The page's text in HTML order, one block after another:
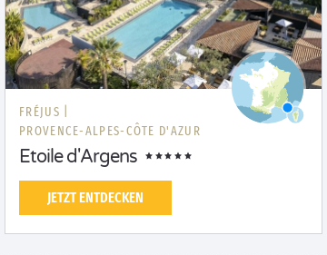
FRÉJUS |
PROVENCE-ALPES-CÔTE D'AZUR
Etoile d'Argens
JETZT ENTDECKEN